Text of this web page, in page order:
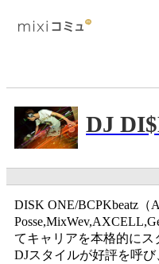
DJ
DISK ONE/BCPKbeatz（
てキャリアを本格的にス
DJスタイルが好評を呼び